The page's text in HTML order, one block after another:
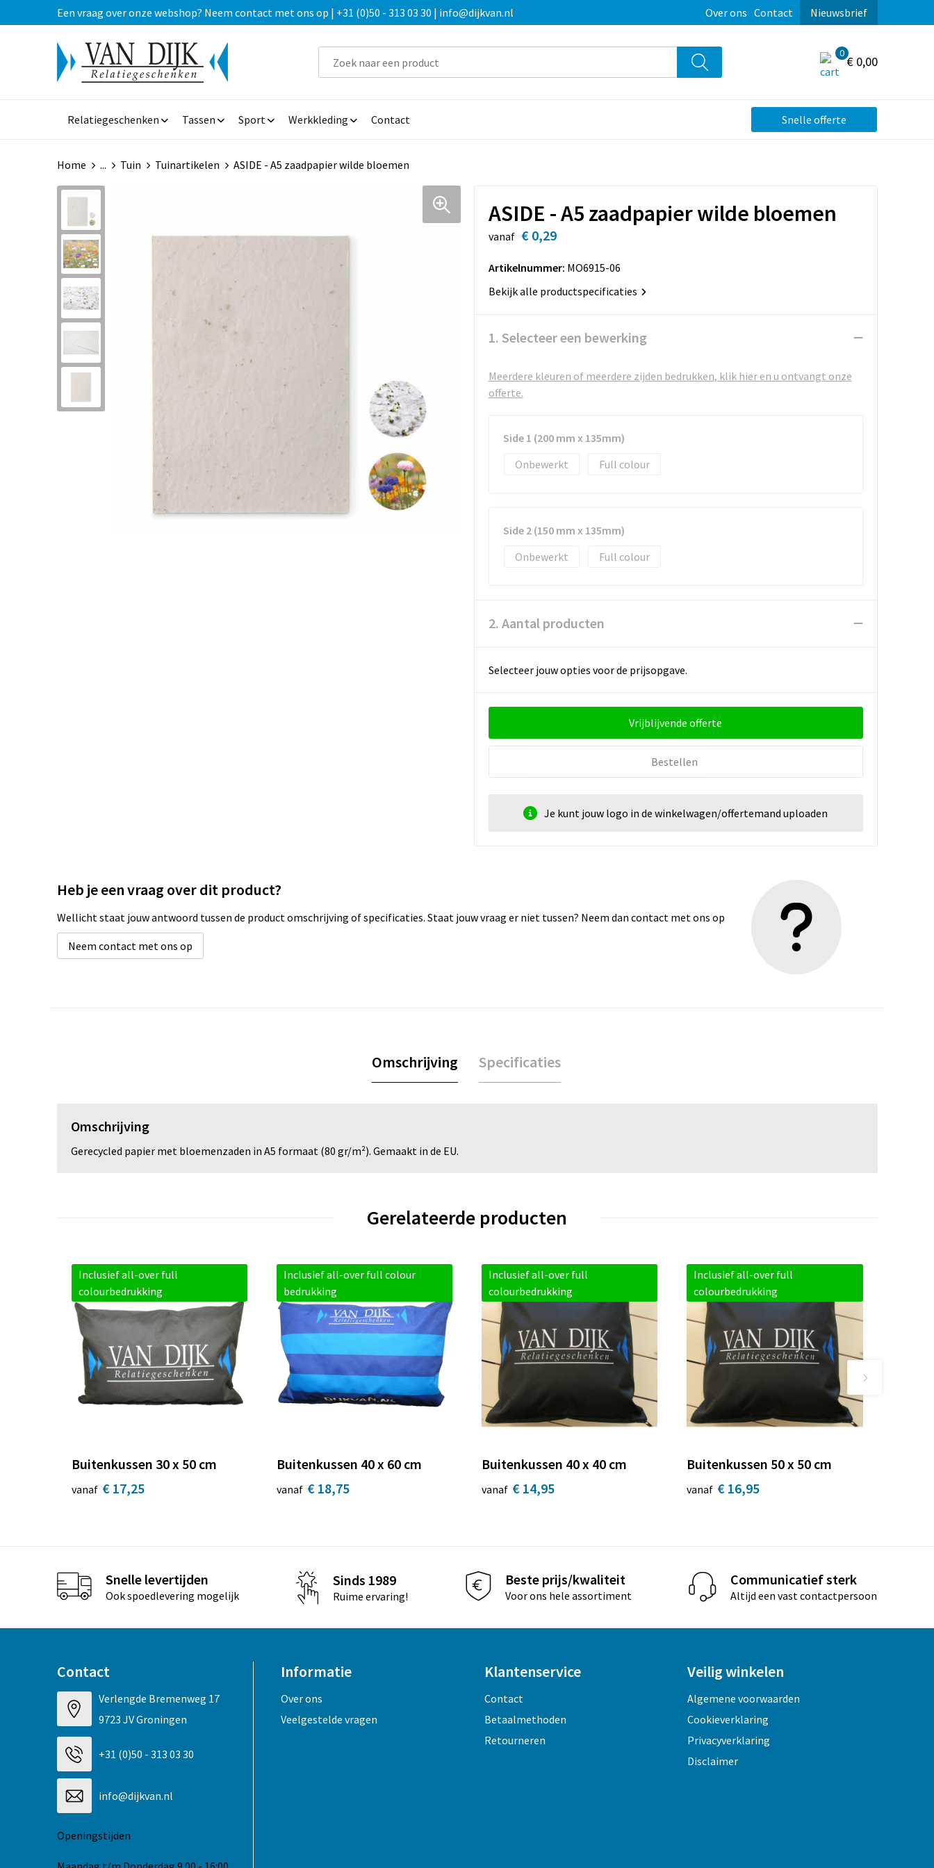
Een vraag over onze webshop? Neem contact met ons op | +31 (0)50 - 313 03 30 | info@dijkvan.nl Over ons Contact Nieuwsbrief
0
€ 0,00
Relatiegeschenken Tassen Sport Werkkleding Contact Snelle offerte
Home ... Tuin Tuinartikelen ASIDE - A5 zaadpapier wilde bloemen
ASIDE - A5 zaadpapier wilde bloemen
vanaf € 0,29
Artikelnummer: MO6915-06
Bekijk alle productspecificaties
1. Selecteer een bewerking
Meerdere kleuren of meerdere zijden bedrukken, klik hier en u ontvangt onze
offerte.
Side 1 (200 mm x 135mm)
Onbewerkt
Full colour
Side 2 (150 mm x 135mm)
Onbewerkt
Full colour
2. Aantal producten
Selecteer jouw opties voor de prijsopgave.
Vrijblijvende offerte
Bestellen
Je kunt jouw logo in de winkelwagen/offertemand uploaden
Heb je een vraag over dit product?
Wellicht staat jouw antwoord tussen de product omschrijving of specificaties. Staat jouw vraag er niet tussen? Neem dan contact met ons op
Neem contact met ons op
Omschrijving Specificaties
Omschrijving
Gerecycled papier met bloemenzaden in A5 formaat (80 gr/m²). Gemaakt in de EU.
Gerelateerde producten
Inclusief all-over full
colourbedrukking
Buitenkussen 30 x 50 cm
vanaf € 17,25
Inclusief all-over full colour
bedrukking
Buitenkussen 40 x 60 cm
vanaf € 18,75
Inclusief all-over full
colourbedrukking
Buitenkussen 40 x 40 cm
vanaf € 14,95
Inclusief all-over full
colourbedrukking
Buitenkussen 50 x 50 cm
vanaf € 16,95
Snelle levertijden
Ook spoedlevering mogelijk
Sinds 1989
Ruime ervaring!
Beste prijs/kwaliteit
Voor ons hele assortiment
Communicatief sterk
Altijd een vast contactpersoon
Contact
Verlengde Bremenweg 17
9723 JV Groningen
+31 (0)50 - 313 03 30
info@dijkvan.nl
Openingstijden
Informatie
Over ons
Veelgestelde vragen
Klantenservice
Contact
Betaalmethoden
Retourneren
Veilig winkelen
Algemene voorwaarden
Cookieverklaring
Privacyverklaring
Disclaimer